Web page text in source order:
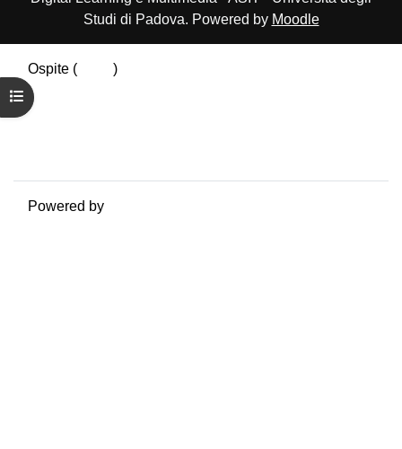
Apri indice del corso
Studi di Padova. Powered by Moodle
Ospite (
)
Riepilogo della conservazione dei dati
Politiche
Powered by